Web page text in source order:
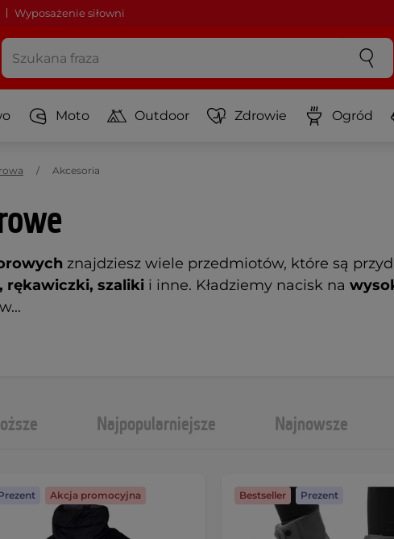
Wyposażenie siłowni
Moto Outdoor Zdrowie Ogród
znajdziesz wiele przedmiotów, które są
rękawiczki, szaliki i inne. Kładziemy nacisk na
w...
Akcesoria
Najpopularniejsze Najnowsze
Akcja promocyjna Bestseller Prezent